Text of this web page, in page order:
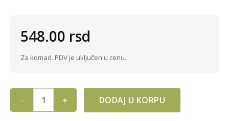
548.00 rsd
Za komad. PDV je uključen u cenu.
BEYOND ORGANSKI SUNCOKRET LJUSTEN SIR. 500g quantity
DODAJ U KORPU